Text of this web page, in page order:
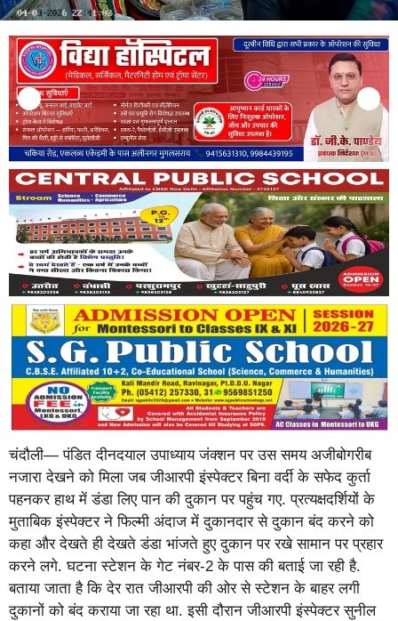
चंदौली— पंडित दीनदयाल उपाध्याय जंक्शन पर उस समय अजीबोगरीब
नजारा देखने को मिला जब जीआरपी इंस्पेक्टर बिना वर्दी के सफेद कुर्ता
पहनकर हाथ में डंडा लिए पान की दुकान पर पहुंच गए. प्रत्यक्षदर्शियों के
मुताबिक इंस्पेक्टर ने फिल्मी अंदाज में दुकानदार से दुकान बंद करने को
कहा और देखते ही देखते डंडा भांजते हुए दुकान पर रखे सामान पर प्रहार
करने लगे. घटना स्टेशन के गेट नंबर-2 के पास की बताई जा रही है.
बताया जाता है कि देर रात जीआरपी की ओर से स्टेशन के बाहर लगी
दुकानों को बंद कराया जा रहा था. इसी दौरान जीआरपी इंस्पेक्टर सुनील